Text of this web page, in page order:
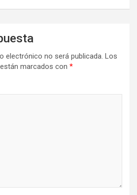
electrónico no será publicada. Los
marcados con *